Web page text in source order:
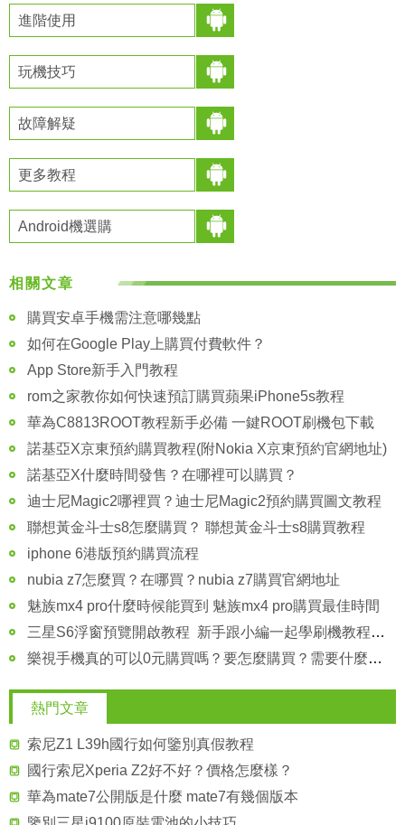
進階使用
玩機技巧
故障解疑
更多教程
Android機選購
相關文章
購買安卓手機需注意哪幾點
如何在Google Play上購買付費軟件？
App Store新手入門教程
rom之家教你如何快速預訂購買蘋果iPhone5s教程
華為C8813ROOT教程新手必備 一鍵ROOT刷機包下載
諾基亞X京東預約購買教程(附Nokia X京東預約官網地址)
諾基亞X什麼時間發售？在哪裡可以購買？
迪士尼Magic2哪裡買？迪士尼Magic2預約購買圖文教程
聯想黃金斗士s8怎麼購買？ 聯想黃金斗士s8購買教程
iphone 6港版預約購買流程
nubia z7怎麼買？在哪買？nubia z7購買官網地址
魅族mx4 pro什麼時候能買到 魅族mx4 pro購買最佳時間
三星S6浮窗預覽開啟教程 新手跟小編一起學刷機教程吧！
樂視手機真的可以0元購買嗎？要怎麼購買？需要什麼條件嗎？
熱門文章
索尼Z1 L39h國行如何鑒別真假教程
國行索尼Xperia Z2好不好？價格怎麼樣？
華為mate7公開版是什麼 mate7有幾個版本